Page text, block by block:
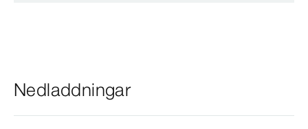
Nedladdningar